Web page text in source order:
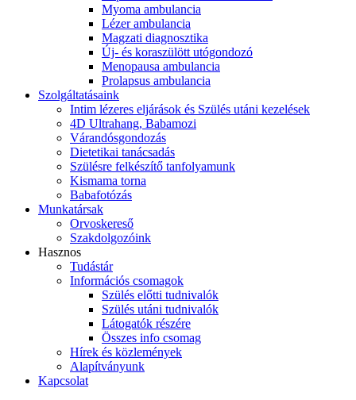
Myoma ambulancia
Lézer ambulancia
Magzati diagnosztika
Új- és koraszülött utógondozó
Menopausa ambulancia
Prolapsus ambulancia
Szolgáltatásaink
Intim lézeres eljárások és Szülés utáni kezelések
4D Ultrahang, Babamozi
Várandósgondozás
Dietetikai tanácsadás
Szülésre felkészítő tanfolyamunk
Kismama torna
Babafotózás
Munkatársak
Orvoskereső
Szakdolgozóink
Hasznos
Tudástár
Információs csomagok
Szülés előtti tudnivalók
Szülés utáni tudnivalók
Látogatók részére
Összes info csomag
Hírek és közlemények
Alapítványunk
Kapcsolat